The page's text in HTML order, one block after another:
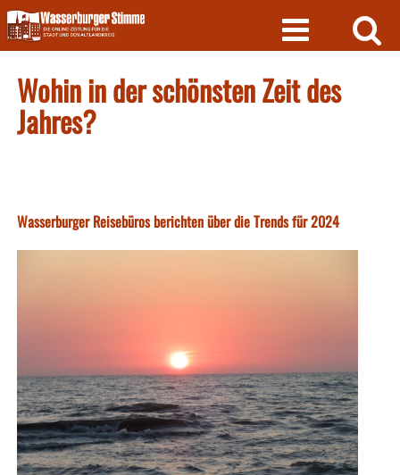
Skip
to
content
Wohin in der schönsten Zeit des
Jahres?
Wasserburger Reisebüros berichten über die Trends für 2024